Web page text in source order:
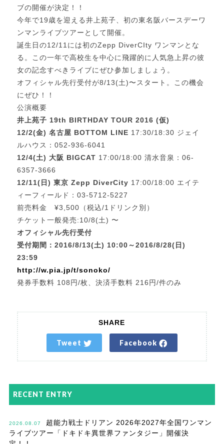
ブの開催が決定！！
今年で19歳を迎える井上苑子、初の東名阪バースデーワ
ンマンライブツアーとして開催。
誕生日の12/11には初のZepp DiverCIty ワンマンとな
る。この一年で高校生を中心に飛躍的に人気急上昇の彼
女の記念すべきライブにぜひ参加しましょう。
オフィシャル先行受付が8/13(土)〜スタート。この機会
にぜひ！！
公演概要
井上苑子 19th BIRTHDAY TOUR 2016 (仮)
12/2(金) 名古屋 BOTTOM LINE 17:30/18:30 ジェイ
ルハウス：052-936-6041
12/4(土) 大阪 BIGCAT 17:00/18:00 清水音泉：06-
6357-3666
12/11(日) 東京 Zepp DiverCity 17:00/18:00 エイテ
ィーフィールド：03-5712-5227
前売料金 ¥3,500（税込/1ドリンク別）
チケット一般発売:10/8(土) 〜
オフィシャル先行受付
受付期間：2016/8/13(土) 10:00～2016/8/28(日)
23:59
http://w.pia.jp/t/sonoko/
発券手数料 108円/枚、決済手数料 216円/件のみ
SHARE
Tweet Facebook
RECENT ENTRY
2026.08.07
超能力戦士ドリアン 2026年2027年全国ワンマン
ライブツアー「ドキドキ異世界ファンタジー」開催決